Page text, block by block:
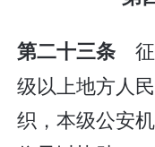
第二十三条 征
级以上地方人
织，本级公安